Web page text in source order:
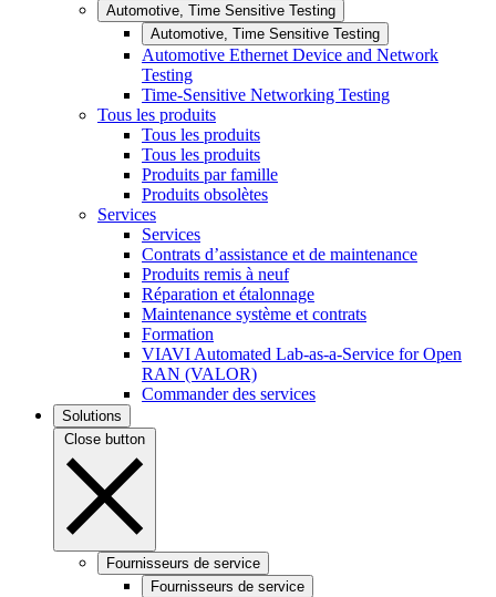
Automotive, Time Sensitive Testing
Automotive, Time Sensitive Testing
Automotive Ethernet Device and Network
Testing
Time-Sensitive Networking Testing
Tous les produits
Tous les produits
Tous les produits
Produits par famille
Produits obsolètes
Services
Services
Contrats d’assistance et de maintenance
Produits remis à neuf
Réparation et étalonnage
Maintenance système et contrats
Formation
VIAVI Automated Lab-as-a-Service for Open
RAN (VALOR)
Commander des services
Solutions
Close button
Fournisseurs de service
Fournisseurs de service